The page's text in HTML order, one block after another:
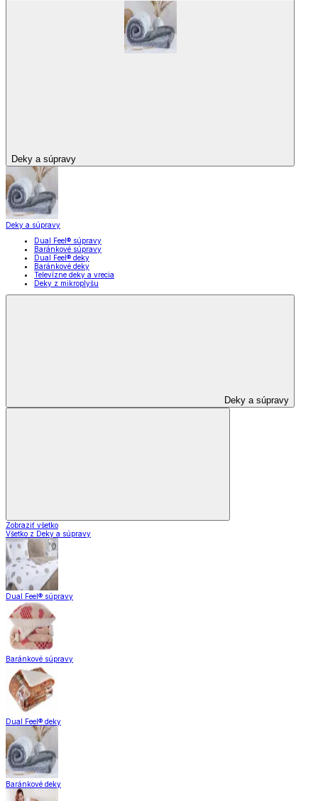
Deky a súpravy
Deky a súpravy
Dual Feel® súpravy
Baránkové súpravy
Dual Feel® deky
Baránkové deky
Televízne deky a vrecia
Deky z mikroplyšu
Deky a súpravy
Zobraziť všetko
Všetko z Deky a súpravy
Dual Feel® súpravy
Baránkové súpravy
Dual Feel® deky
Baránkové deky